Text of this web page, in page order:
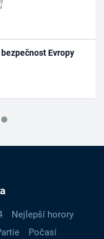
Evropy
Nejlepší horory
Počasí